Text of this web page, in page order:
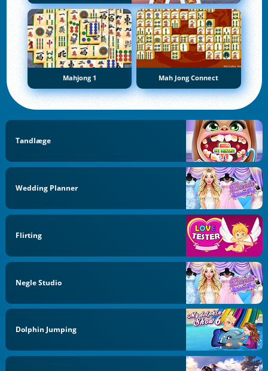
Mahjong 1 Mah Jong Connect
Tandlæge
Wedding Planner
Flirting
Negle Studio
Dolphin Jumping